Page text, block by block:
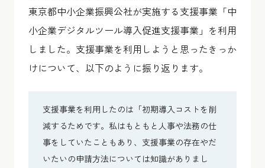
東京都中小企業振興公社が実施する支援事業「中
小企業デジタルツール導入促進支援事業」を利用
しました。支援事業を利用しようと思ったきっか
けについて、以下のように振り返ります。
支援事業を利用したのは「初期導入コストを削
減するためです。私はもともと人事や法務の仕
事をしていたこともあり、支援事業の存在やだ
いたいの申請方法については知識がありまし